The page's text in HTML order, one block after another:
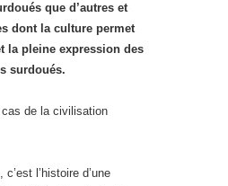
que d’autres et
dont la culture permet
la pleine expression des
surdoués.
de la civilisation
c’est l’histoire d’une